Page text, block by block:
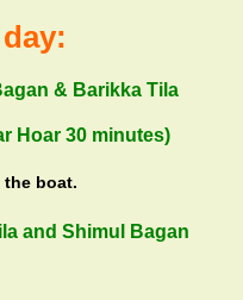
& Barikka Tila
Hoar 30 minutes)
the boat.
and Shimul Bagan